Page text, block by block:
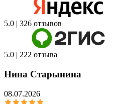
5.0 | 326 отзывов
5.0 | 222 отзыва
Нина Старынина
08.07.2026